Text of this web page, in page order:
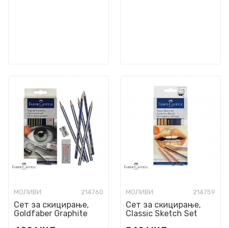
МОЛИВИ 214760
Сет за скицирање,
Goldfaber Graphite
МОЛИВИ 214759
Сет за скицирање,
Classic Sketch Set